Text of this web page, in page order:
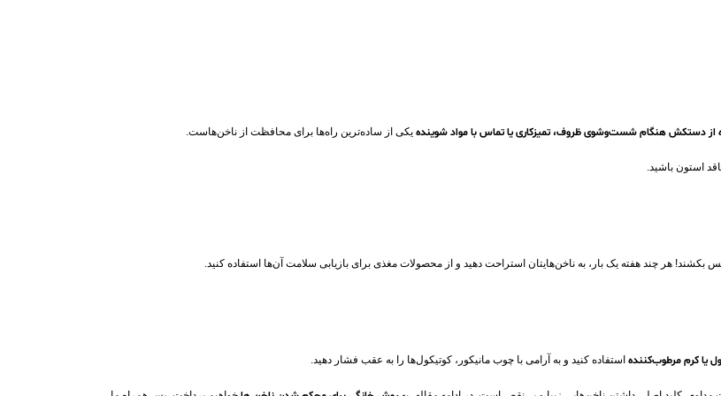
از دستکش هنگام شست‌وشوی ظروف، تمیزکاری یا تماس با مواد شوینده یکی از ساده‌ترین راه‌ها برای محافظت از ناخن‌هاست.
استون باشید.
هر چند هفته یک بار، به ناخن‌هایتان استراحت دهید و از محصولات مغذی برای بازیابی سلامت آن‌ها استفاده کنید.
یا کرم مرطوب‌کننده استفاده کنید و به‌ آرامی با چوب مانیکور، کوتیکول‌ها را به عقب فشار دهید.